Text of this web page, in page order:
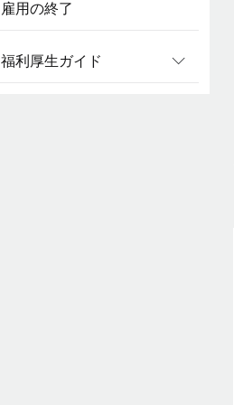
雇用の終了
福利厚生ガイド